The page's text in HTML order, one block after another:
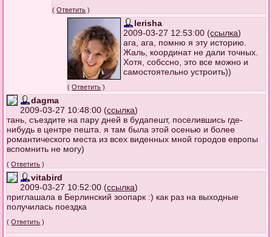
(Ответить )
lerisha
2009-03-27 12:53:00 (ссылка)
ага, ага, помню я эту историю.
Жаль, координат не дали точных.
Хотя, собссно, это все можно и
самостоятельно устроить))
(Ответить )
dagma
2009-03-27 10:48:00 (ссылка)
тань, съездите на пару дней в будапешт, поселившись где-
нибудь в центре пешта. я там была этой осенью и более
романтического места из всех виденных мной городов европы
вспомнить не могу)
(Ответить )
vitabird
2009-03-27 10:52:00 (ссылка)
приглашала в Берлинский зоопарк :) как раз на выходные
получилась поездка
(Ответить )